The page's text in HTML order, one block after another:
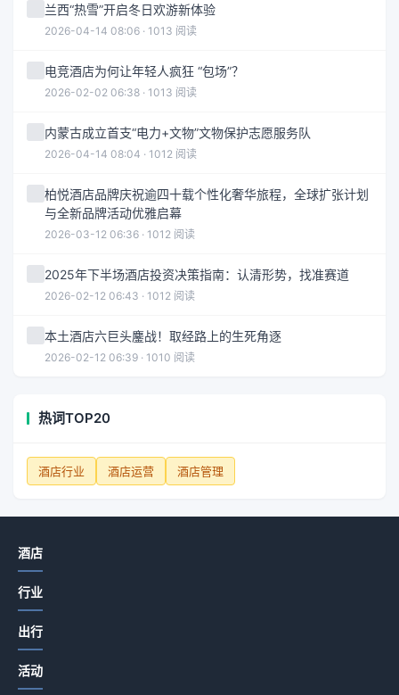
兰西“热雪”开启冬日欢游新体验
2026-04-14 08:06 · 1013 阅读
电竞酒店为何让年轻人疯狂 “包场”？
2026-02-02 06:38 · 1013 阅读
内蒙古成立首支“电力+文物”文物保护志愿服务队
2026-04-14 08:04 · 1012 阅读
柏悦酒店品牌庆祝逾四十载个性化奢华旅程，全球扩张计划
与全新品牌活动优雅启幕
2026-03-12 06:36 · 1012 阅读
2025年下半场酒店投资决策指南：认清形势，找准赛道
2026-02-12 06:43 · 1012 阅读
本土酒店六巨头鏖战！取经路上的生死角逐
2026-02-12 06:39 · 1010 阅读
热词TOP20
酒店行业 酒店运营 酒店管理
酒店
行业
出行
活动